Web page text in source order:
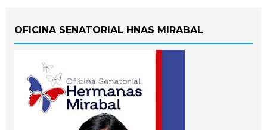
OFICINA SENATORIAL HNAS MIRABAL